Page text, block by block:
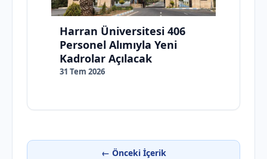
Harran Üniversitesi 406
Personel Alımıyla Yeni
Kadrolar Açılacak
31 Tem 2026
← Önceki İçerik